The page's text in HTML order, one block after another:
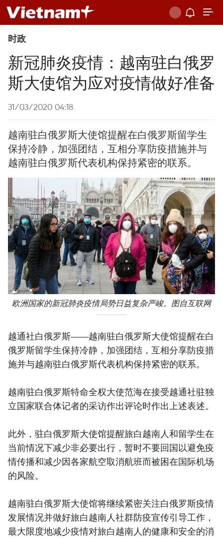
时政
新冠肺炎疫情：越南驻白俄罗
斯大使馆为应对疫情做好准备
31/03/2020 04:18
越南驻白俄罗斯大使馆提醒在白俄罗斯留学生
保持冷静，加强团结，互相分享防疫措施并与
越南驻白俄罗斯代表机构保持紧密的联系。
欧洲国家的新冠肺炎疫情局势日益复杂严峻。图自互联网
越通社白俄罗斯——越南驻白俄罗斯大使馆提醒在白
俄罗斯留学生保持冷静，加强团结，互相分享防疫措
施并与越南驻白俄罗斯代表机构保持紧密的联系。
越南驻白俄罗斯特命全权大使范海在接受越通社驻独
立国家联合体记者的采访作出评论时作出上述表述。
此外，驻白俄罗斯大使馆提醒旅白越南人和留学生在
当前情况下减少非必要出行，暂时不要回国以避免疫
情传播和减少因各家航空取消航班而被困在国际机场
的风险。
越南驻白俄罗斯大使馆将继续紧密关注白俄罗斯疫情
发展情况并做好旅白越南人社群防疫宣传引导工作，
最大限度地减少疫情对旅白越南人的健康和安全的消